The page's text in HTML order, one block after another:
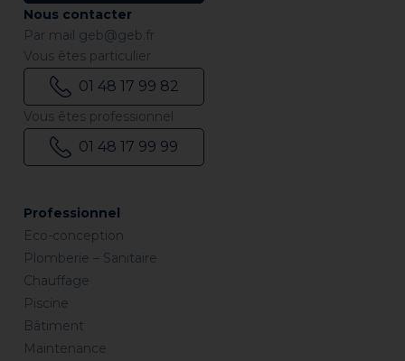
Professionnel
Eco-conception
Plomberie – Sanitaire
Chauffage
Piscine
Bâtiment
Maintenance
Nous contacter
Par mail geb@geb.fr
Vous êtes particulier
01 48 17 99 82
Vous êtes professionnel
01 48 17 99 99